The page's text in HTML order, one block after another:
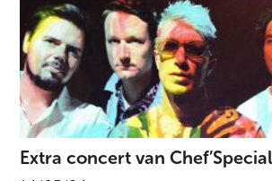
Extra concert van